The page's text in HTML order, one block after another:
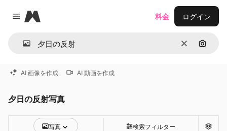
Close menu
Magnific
消去 画像で
料金 ログイン
AI 画像を作成 AI 動画を作成
夕日の反射写真
写真 検索フィルター